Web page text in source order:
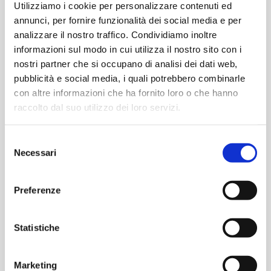
Utilizziamo i cookie per personalizzare contenuti ed
annunci, per fornire funzionalità dei social media e per
analizzare il nostro traffico. Condividiamo inoltre
informazioni sul modo in cui utilizza il nostro sito con i
nostri partner che si occupano di analisi dei dati web,
pubblicità e social media, i quali potrebbero combinarle
con altre informazioni che ha fornito loro o che hanno
raccolto dal suo utilizzo dei loro servizi.
delNecessari
Preferenze
Statistiche
Marketing
€0,31
-
Led
diametro
3mm
-
FREDDO
Aggiungi
€ 0,31
-Diodo
Led
diametro
3mm
+
Aggiungi
ELETTRONICA
Diodo Led diametro 3mm
€
ELETTRONICA
Diodo Led diametro 3mm
diffusa – ROSSO